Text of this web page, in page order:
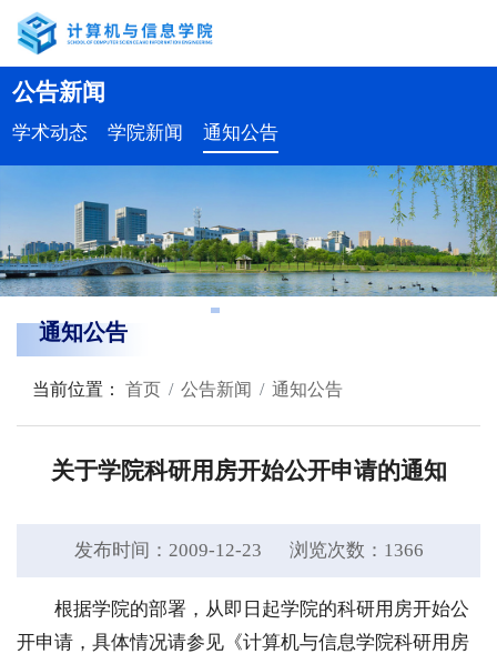
公告新闻
学术动态 学院新闻 通知公告
通知公告
当前位置： 首页 公告新闻 通知公告
关于学院科研用房开始公开申请的通知
发布时间：2009-12-23 浏览次数： 1366
根据学院的部署，从即日起学院的科研用房开始公
开申请，具体情况请参见《计算机与信息学院科研用房